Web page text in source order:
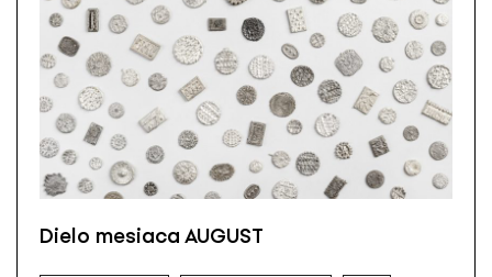
Dielo mesiaca AUGUST